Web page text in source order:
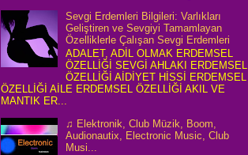
Sevgi Erdemleri Bilgileri: Varlıkları
Geliştiren ve Sevgiyi Tamamlayan
Özelliklerle Çalışan Sevgi Erdemleri
ADALET, ADİL OLMAK ERDEMSEL
ÖZELLİĞİ SEVGİ AHLAKI ERDEMSEL
ÖZELLİĞİ AİDİYET HİSSİ ERDEMSEL
ÖZELLİĞİ AİLE ERDEMSEL ÖZELLİĞİ AKIL VE
MANTIK ER...
♫ Elektronik, Club Müzik, Boom,
Audionautix, Electronic Music, Club
Musi...